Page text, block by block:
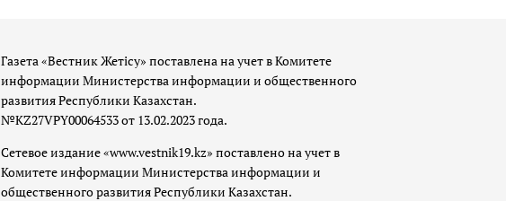
Газета «Вестник Жетісу» поставлена на учет в Комитете
информации Министерства информации и общественного
развития Республики Казахстан.
№KZ27VPY00064533 от 13.02.2023 года.
Сетевое издание «www.vestnik19.kz» поставлено на учет в
Комитете информации Министерства информации и
общественного развития Республики Казахстан.